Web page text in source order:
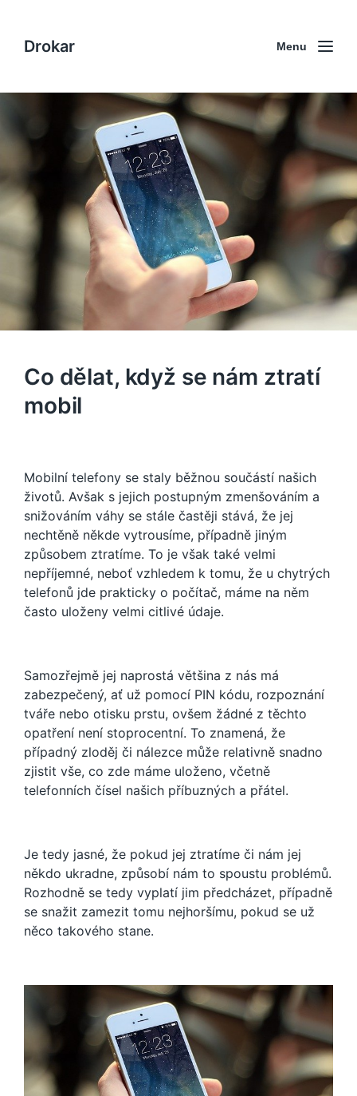
Drokar Menu
Co dělat, když se nám ztratí
mobil
Mobilní telefony se staly běžnou součástí našich
životů. Avšak s jejich postupným zmenšováním a
snižováním váhy se stále častěji stává, že jej
nechtěně někde vytrousíme, případně jiným
způsobem ztratíme. To je však také velmi
nepříjemné, neboť vzhledem k tomu, že u chytrých
telefonů jde prakticky o počítač, máme na něm
často uloženy velmi citlivé údaje.
Samozřejmě jej naprostá většina z nás má
zabezpečený, ať už pomocí PIN kódu, rozpoznání
tváře nebo otisku prstu, ovšem žádné z těchto
opatření není stoprocentní. To znamená, že
případný zloděj či nálezce může relativně snadno
zjistit vše, co zde máme uloženo, včetně
telefonních čísel našich příbuzných a přátel.
Je tedy jasné, že pokud jej ztratíme či nám jej
někdo ukradne, způsobí nám to spoustu problémů.
Rozhodně se tedy vyplatí jim předcházet, případně
se snažit zamezit tomu nejhoršímu, pokud se už
něco takového stane.